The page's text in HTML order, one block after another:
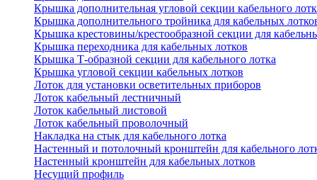
Крышка дополнительная угловой секции кабельного
Крышка дополнительного тройника для кабельных
Крышка крестовины/крестообразной секции для
Крышка переходника для кабельных лотков
Крышка Т-образной секции для кабельного лотка
Крышка угловой секции кабельных лотков
Лоток для установки осветительных приборов
Лоток кабельный лестничный
Лоток кабельный листовой
Лоток кабельный проволочный
Накладка на стык для кабельного лотка
Настенный и потолочный кронштейн для кабельного
Настенный кронштейн для кабельных лотков
Несущий профиль